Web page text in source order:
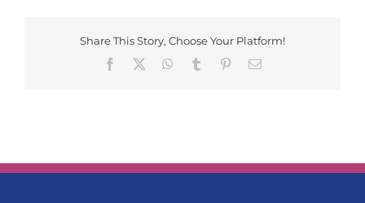
Share This Story, Choose Your Platform!
Facebook
WhatsApp
Tumblr PinterestEmail